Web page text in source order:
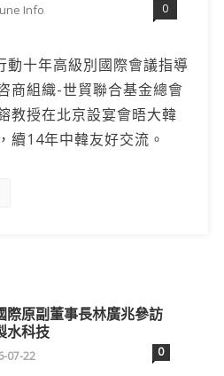
Info 0
動十年高級別國際會議指導
商組織-世貿聯合基金總會
教授在北京設宴會晤大韓
續14年中韓友好交流。
際原副董事長林廣兆參訪
水科技
07-22 0